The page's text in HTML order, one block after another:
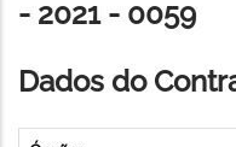
- 2021 - 0059
Dados do